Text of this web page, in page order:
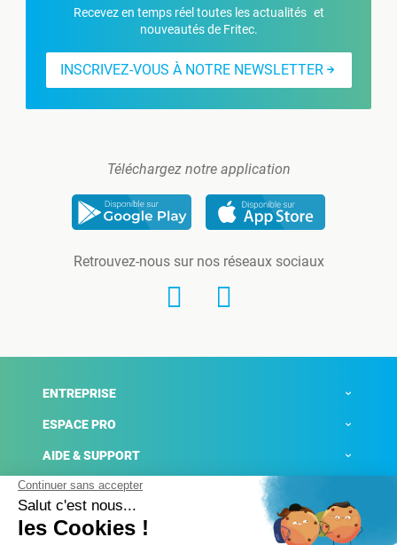
Recevez en temps réel toutes les actualités et
nouveautés de Fritec.
INSCRIVEZ-VOUS À NOTRE NEWSLETTER
Téléchargez notre application
Retrouvez-nous sur nos réseaux sociaux
ENTREPRISE
ESPACE PRO
AIDE & SUPPORT
ACTUALITÉS